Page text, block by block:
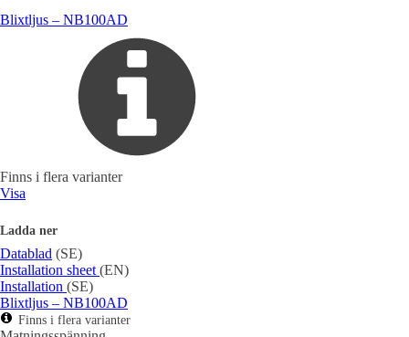
Blixtljus – NB100AD
Finns i flera varianter
Visa
Ladda ner
Datablad (SE)
Installation sheet (EN)
Installation (SE)
Blixtljus – NB100AD
Finns i flera varianter